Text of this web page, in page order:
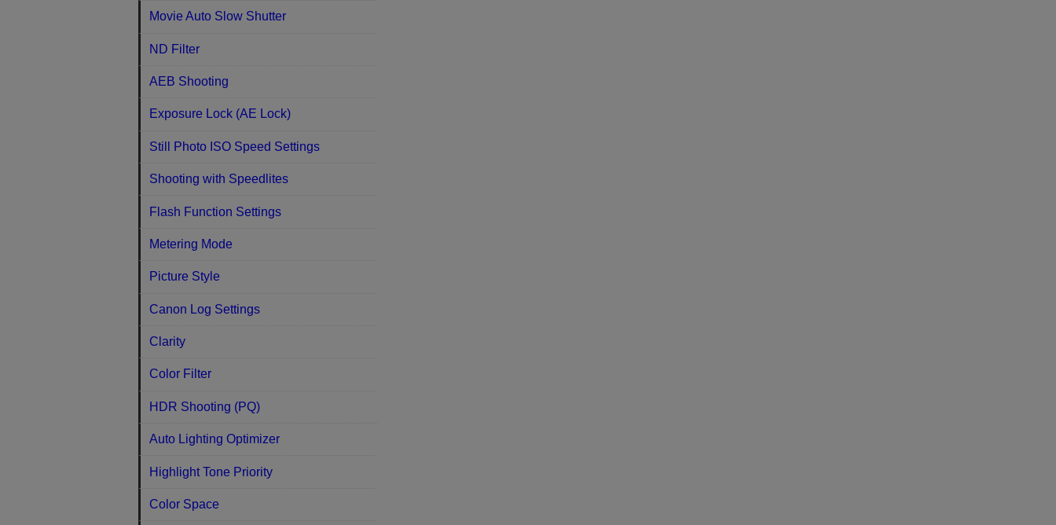
Movie Auto Slow Shutter
ND Filter
AEB Shooting
Exposure Lock (AE Lock)
Still Photo ISO Speed Settings
Shooting with Speedlites
Flash Function Settings
Metering Mode
Picture Style
Canon Log Settings
Clarity
Color Filter
HDR Shooting (PQ)
Auto Lighting Optimizer
Highlight Tone Priority
Color Space